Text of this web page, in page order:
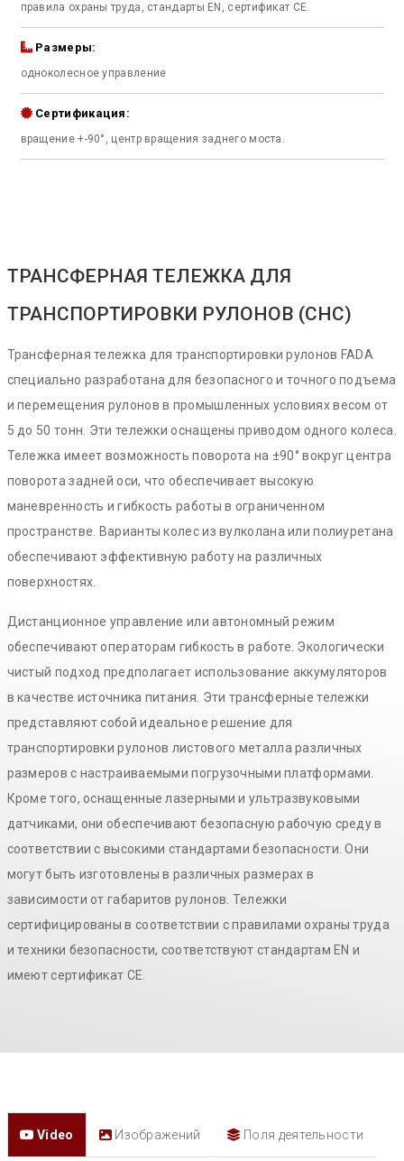
правила охраны труда, стандарты EN, сертификат CE.
Размеры:
одноколесное управление
Сертификация:
вращение +-90°, центр вращения заднего моста.
ТРАНСФЕРНАЯ ТЕЛЕЖКА ДЛЯ
ТРАНСПОРТИРОВКИ РУЛОНОВ (CHC)
Трансферная тележка для транспортировки рулонов FADA
специально разработана для безопасного и точного подъема
и перемещения рулонов в промышленных условиях весом от
5 до 50 тонн. Эти тележки оснащены приводом одного колеса.
Тележка имеет возможность поворота на ±90° вокруг центра
поворота задней оси, что обеспечивает высокую
маневренность и гибкость работы в ограниченном
пространстве. Варианты колес из вулколана или полиуретана
обеспечивают эффективную работу на различных
поверхностях.
Дистанционное управление или автономный режим
обеспечивают операторам гибкость в работе. Экологически
чистый подход предполагает использование аккумуляторов
в качестве источника питания. Эти трансферные тележки
представляют собой идеальное решение для
транспортировки рулонов листового металла различных
размеров с настраиваемыми погрузочными платформами.
Кроме того, оснащенные лазерными и ультразвуковыми
датчиками, они обеспечивают безопасную рабочую среду в
соответствии с высокими стандартами безопасности. Они
могут быть изготовлены в различных размерах в
зависимости от габаритов рулонов. Тележки
сертифицированы в соответствии с правилами охраны труда
и техники безопасности, соответствуют стандартам EN и
имеют сертификат CE.
Video Изображений Поля деятельности